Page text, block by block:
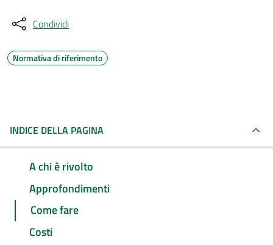
Condividi
Normativa di riferimento
INDICE DELLA PAGINA
A chi è rivolto
Approfondimenti
Come fare
Costi